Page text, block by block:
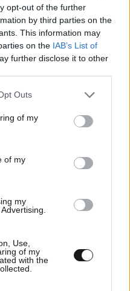
opt-out of the further
by third parties on the
This information may
on the IAB’s List of
further disclose it to other
uses one or more Google
You may click to
its third-party tags to
purposes in below Google
Outs
of my
of my
my
Use,
of my
with the